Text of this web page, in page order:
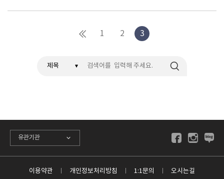
1 2 3
검색
유관기관
이용약관 개인정보처리방침 1:1문의 오시는길